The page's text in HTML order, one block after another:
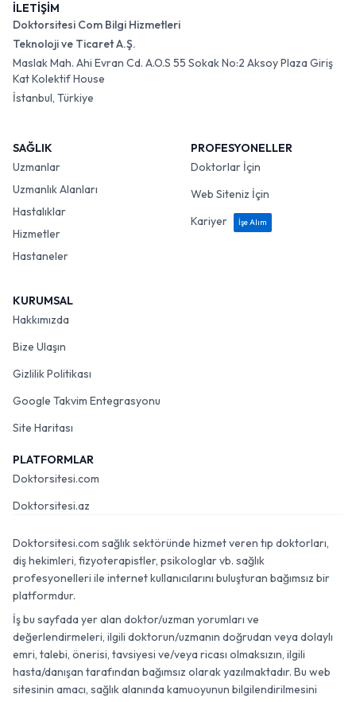
İLETİŞİM
Doktorsitesi Com Bilgi Hizmetleri
Teknoloji ve Ticaret A.Ş.
Maslak Mah. Ahi Evran Cd. A.O.S 55 Sokak No:2 Aksoy Plaza Giriş
Kat Kolektif House
İstanbul, Türkiye
SAĞLIK
Uzmanlar
Uzmanlık Alanları
Hastalıklar
Hizmetler
Hastaneler
PROFESYONELLER
Doktorlar İçin
Web Siteniz İçin
Kariyer
İşe Alım
KURUMSAL
Hakkımızda
Bize Ulaşın
Gizlilik Politikası
Google Takvim Entegrasyonu
Site Haritası
PLATFORMLAR
Doktorsitesi.com
Doktorsitesi.az
Doktorsitesi.com sağlık sektöründe hizmet veren tıp doktorları,
diş hekimleri, fizyoterapistler, psikologlar vb. sağlık
profesyonelleri ile internet kullanıcılarını buluşturan bağımsız bir
platformdur.
İş bu sayfada yer alan doktor/uzman yorumları ve
değerlendirmeleri, ilgili doktorun/uzmanın doğrudan veya dolaylı
emri, talebi, önerisi, tavsiyesi ve/veya ricası olmaksızın, ilgili
hasta/danışan tarafından bağımsız olarak yazılmaktadır. Bu web
sitesinin amacı, sağlık alanında kamuoyunun bilgilendirilmesini